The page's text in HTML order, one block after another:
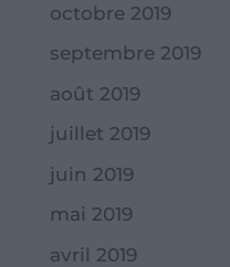
octobre 2019
septembre 2019
août 2019
juillet 2019
juin 2019
mai 2019
avril 2019